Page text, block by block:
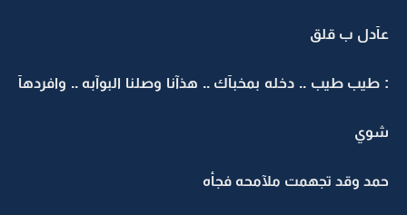
عآدل ب قلق
: طيب طيب .. دخله بمخبآك .. هذآنا وصلنا البوآبه .. وافردهآ
شوي
حمد وقد تجهمت ملآمحه فجأه